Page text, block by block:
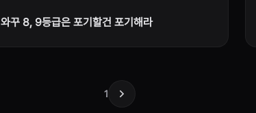
와꾸 8, 9등급은 포기할건 포기해라
1